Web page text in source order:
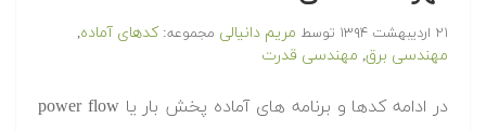
۲۱ اردیبهشت ۱۳۹۴ توسط مریم دانیالی مجموعه:کدهای آماده,
مهندسی برق, مهندسی قدرت
‫در ادامه کدها و برنامه های آماده پخش بار یا power flow